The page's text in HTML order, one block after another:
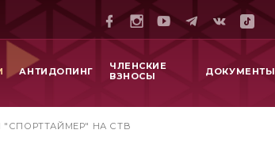
АНТИДОПИНГ
ЧЛЕНСКИЕ
ВЗНОСЫ
ДОКУМЕНТЫ
НА СТВ